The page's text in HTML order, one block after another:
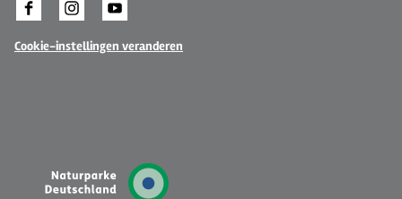
Cookie-instellingen veranderen